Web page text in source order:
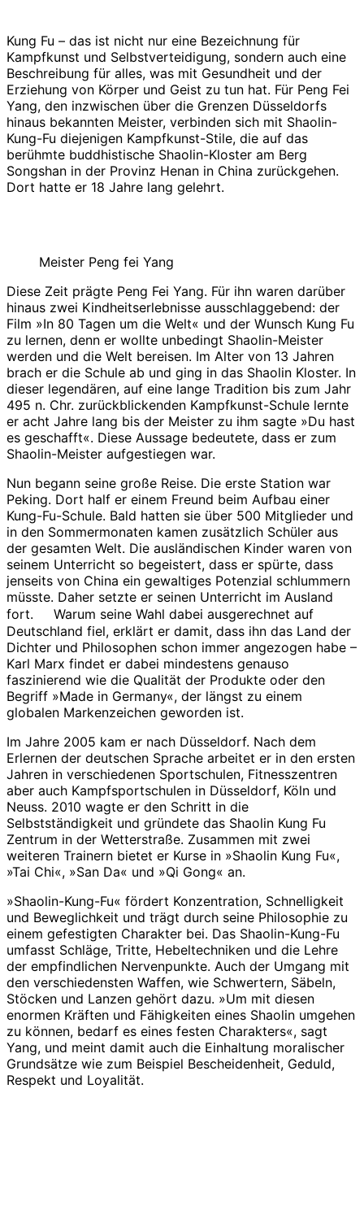
Kung Fu – das ist nicht nur eine Bezeichnung für
Kampfkunst und Selbstverteidigung, sondern auch eine
Beschreibung für alles, was mit Gesundheit und der
Erziehung von Körper und Geist zu tun hat. Für Peng Fei
Yang, den inzwischen über die Grenzen Düsseldorfs
hinaus bekannten Meister, verbinden sich mit Shaolin-
Kung-Fu diejenigen Kampfkunst-Stile, die auf das
berühmte buddhistische Shaolin-Kloster am Berg
Songshan in der Provinz Henan in China zurückgehen.
Dort hatte er 18 Jahre lang gelehrt.
Meister Peng fei Yang
Diese Zeit prägte Peng Fei Yang. Für ihn waren darüber
hinaus zwei Kindheitserlebnisse ausschlaggebend: der
Film »In 80 Tagen um die Welt« und der Wunsch Kung Fu
zu lernen, denn er wollte unbedingt Shaolin-Meister
werden und die Welt bereisen. Im Alter von 13 Jahren
brach er die Schule ab und ging in das Shaolin Kloster. In
dieser legendären, auf eine lange Tradition bis zum Jahr
495 n. Chr. zurückblickenden Kampfkunst-Schule lernte
er acht Jahre lang bis der Meister zu ihm sagte »Du hast
es geschafft«. Diese Aussage bedeutete, dass er zum
Shaolin-Meister aufgestiegen war.
Nun begann seine große Reise. Die erste Station war
Peking. Dort half er einem Freund beim Aufbau einer
Kung-Fu-Schule. Bald hatten sie über 500 Mitglieder und
in den Sommermonaten kamen zusätzlich Schüler aus
der gesamten Welt. Die ausländischen Kinder waren von
seinem Unterricht so begeistert, dass er spürte, dass
jenseits von China ein gewaltiges Potenzial schlummern
müsste. Daher setzte er seinen Unterricht im Ausland
fort. Warum seine Wahl dabei ausgerechnet auf
Deutschland fiel, erklärt er damit, dass ihn das Land der
Dichter und Philosophen schon immer angezogen habe –
Karl Marx findet er dabei mindestens genauso
faszinierend wie die Qualität der Produkte oder den
Begriff »Made in Germany«, der längst zu einem
globalen Markenzeichen geworden ist.
Im Jahre 2005 kam er nach Düsseldorf. Nach dem
Erlernen der deutschen Sprache arbeitet er in den ersten
Jahren in verschiedenen Sportschulen, Fitnesszentren
aber auch Kampfsportschulen in Düsseldorf, Köln und
Neuss. 2010 wagte er den Schritt in die
Selbstständigkeit und gründete das Shaolin Kung Fu
Zentrum in der Wetterstraße. Zusammen mit zwei
weiteren Trainern bietet er Kurse in »Shaolin Kung Fu«,
»Tai Chi«, »San Da« und »Qi Gong« an.
»Shaolin-Kung-Fu« fördert Konzentration, Schnelligkeit
und Beweglichkeit und trägt durch seine Philosophie zu
einem gefestigten Charakter bei. Das Shaolin-Kung-Fu
umfasst Schläge, Tritte, Hebeltechniken und die Lehre
der empfindlichen Nervenpunkte. Auch der Umgang mit
den verschiedensten Waffen, wie Schwertern, Säbeln,
Stöcken und Lanzen gehört dazu. »Um mit diesen
enormen Kräften und Fähigkeiten eines Shaolin umgehen
zu können, bedarf es eines festen Charakters«, sagt
Yang, und meint damit auch die Einhaltung moralischer
Grundsätze wie zum Beispiel Bescheidenheit, Geduld,
Respekt und Loyalität.